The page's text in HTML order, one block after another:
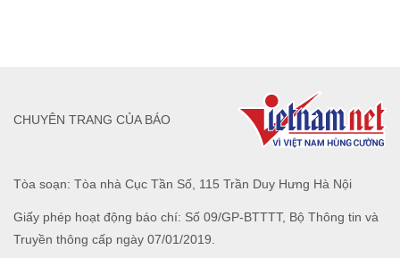
Tòa soạn: Tòa nhà Cục Tần Số, 115 Trần Duy Hưng Hà Nội
Giấy phép hoạt động báo chí: Số 09/GP-BTTTT, Bộ Thông tin và
Truyền thông cấp ngày 07/01/2019.
CHUYÊN TRANG CỦA BÁO